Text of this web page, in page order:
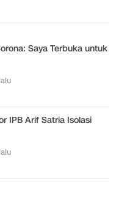
Saya Terbuka untuk
IPB Arif Satria Isolasi